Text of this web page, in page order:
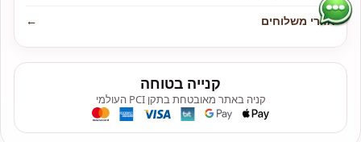
אזורי משלוחים
←
קנייה בטוחה
קניה באתר מאובטחת בתקן PCI העולמי